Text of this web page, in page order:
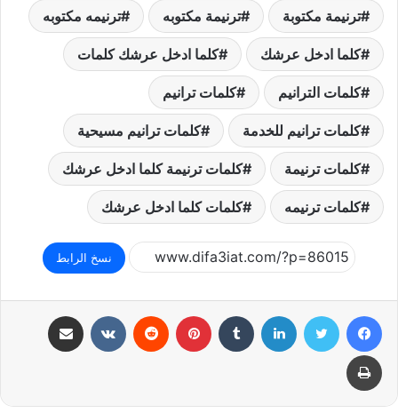
ترنيمة مكتوبة ترنيمة مكتوبه ترنيمه مكتوبه
كلما ادخل عرشك كلما ادخل عرشك كلمات
كلمات الترانيم كلمات ترانيم
كلمات ترانيم للخدمة كلمات ترانيم مسيحية
كلمات ترنيمة كلمات ترنيمة كلما ادخل عرشك
كلمات ترنيمه كلمات كلما ادخل عرشك
نسخ الرابط
فيسبوك تويتر لينكدإن بينتيريست
طباعة